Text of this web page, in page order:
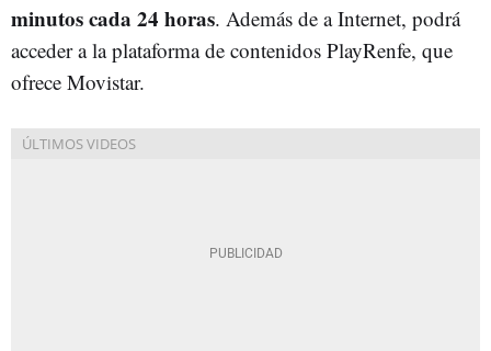
minutos cada 24 horas. Además de a Internet, podrá
acceder a la plataforma de contenidos PlayRenfe, que
ofrece Movistar.